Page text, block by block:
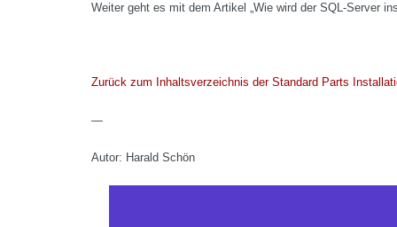
Weiter geht es mit dem Artikel „Wie wird der SQL-Server
Zurück zum Inhaltsverzeichnis der Standard Parts
—
Autor: Harald Schön